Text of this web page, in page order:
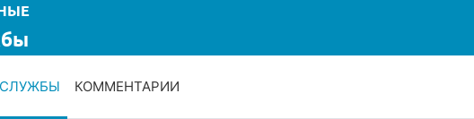
КОММЕНТАРИИ